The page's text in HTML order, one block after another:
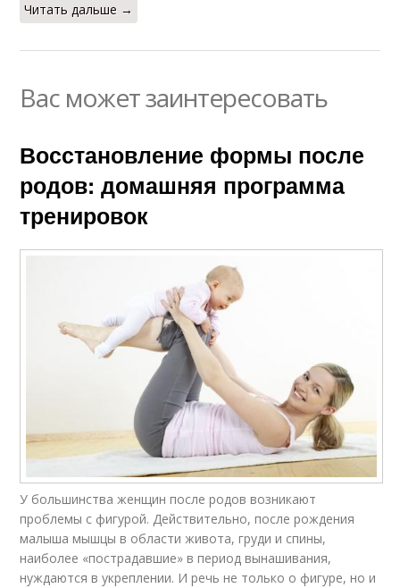
Читать дальше →
Вас может заинтересовать
Восстановление формы после
родов: домашняя программа
тренировок
У большинства женщин после родов возникают
проблемы с фигурой. Действительно, после рождения
малыша мышцы в области живота, груди и спины,
наиболее «пострадавшие» в период вынашивания,
нуждаются в укреплении. И речь не только о фигуре, но и